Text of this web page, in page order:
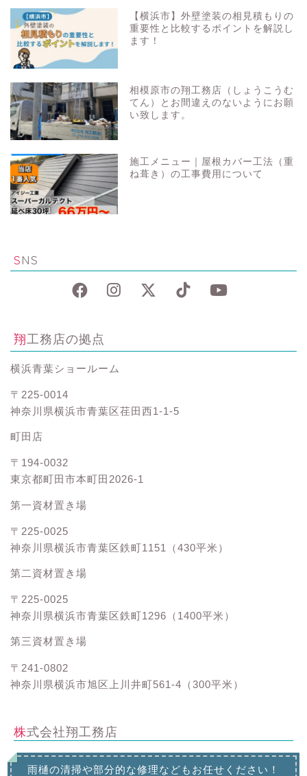
【横浜市】外壁塗装の相見積もりの
重要性と比較するポイントを解説し
ます！
相模原市の翔工務店（しょうこうむ
てん）とお間違えのないようにお願
い致します。
施工メニュー｜屋根カバー工法（重
ね葺き）の工事費用について
SNS
翔工務店の拠点
横浜青葉ショールーム
〒225-0014
神奈川県横浜市青葉区荏田西1-1-5
町田店
〒194-0032
東京都町田市本町田2026-1
第一資材置き場
〒225-0025
神奈川県横浜市青葉区鉄町1151（430平米）
第二資材置き場
〒225-0025
神奈川県横浜市青葉区鉄町1296（1400平米）
第三資材置き場
〒241-0802
神奈川県横浜市旭区上川井町561-4（300平米）
株式会社翔工務店
雨樋の清掃や部分的な修理などもお任せください！